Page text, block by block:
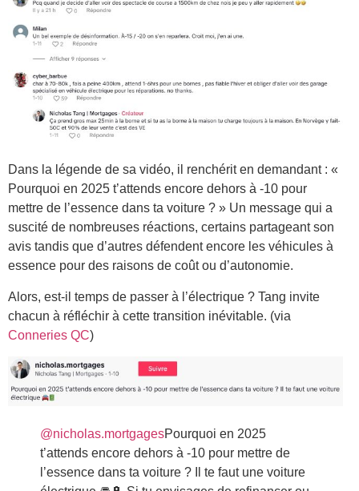
Dans la légende de sa vidéo, il renchérit en demandant : «
Pourquoi en 2025 t’attends encore dehors à -10 pour
mettre de l’essence dans ta voiture ? » Un message qui a
suscité de nombreuses réactions, certains partageant son
avis tandis que d’autres défendent encore les véhicules à
essence pour des raisons de coût ou d’autonomie.
Alors, est-il temps de passer à l’électrique ? Tang invite
chacun à réfléchir à cette transition inévitable. (via
Conneries QC)
@nicholas.mortgagesPourquoi en 2025
t’attends encore dehors à -10 pour mettre de
l’essence dans ta voiture ? Il te faut une voiture